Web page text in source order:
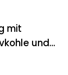
mit
und